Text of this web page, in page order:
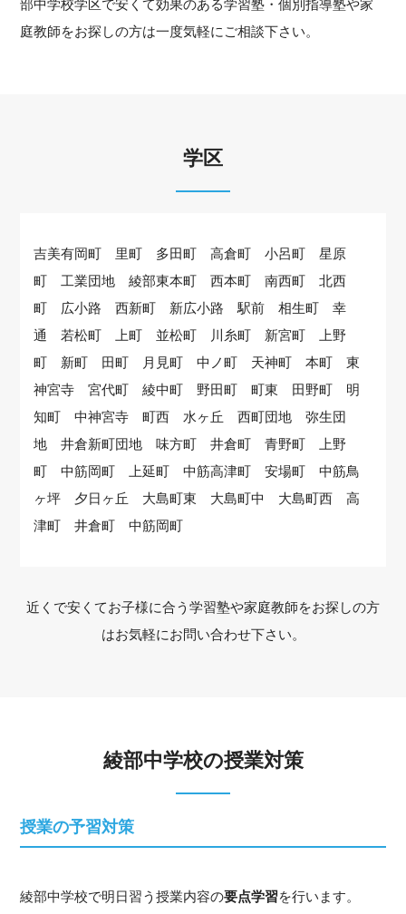
部中学校学区で安くて効果のある学習塾・個別指導塾や家
庭教師をお探しの方は一度気軽にご相談下さい。
学区
吉美有岡町 里町 多田町 高倉町 小呂町 星原
町 工業団地 綾部東本町 西本町 南西町 北西
町 広小路 西新町 新広小路 駅前 相生町 幸
通 若松町 上町 並松町 川糸町 新宮町 上野
町 新町 田町 月見町 中ノ町 天神町 本町 東
神宮寺 宮代町 綾中町 野田町 町東 田野町 明
知町 中神宮寺 町西 水ヶ丘 西町団地 弥生団
地 井倉新町団地 味方町 井倉町 青野町 上野
町 中筋岡町 上延町 中筋高津町 安場町 中筋鳥
ヶ坪 夕日ヶ丘 大島町東 大島町中 大島町西 高
津町 井倉町 中筋岡町
近くで安くてお子様に合う学習塾や家庭教師をお探しの方
はお気軽にお問い合わせ下さい。
綾部中学校の授業対策
授業の予習対策
綾部中学校で明日習う授業内容の要点学習を行います。